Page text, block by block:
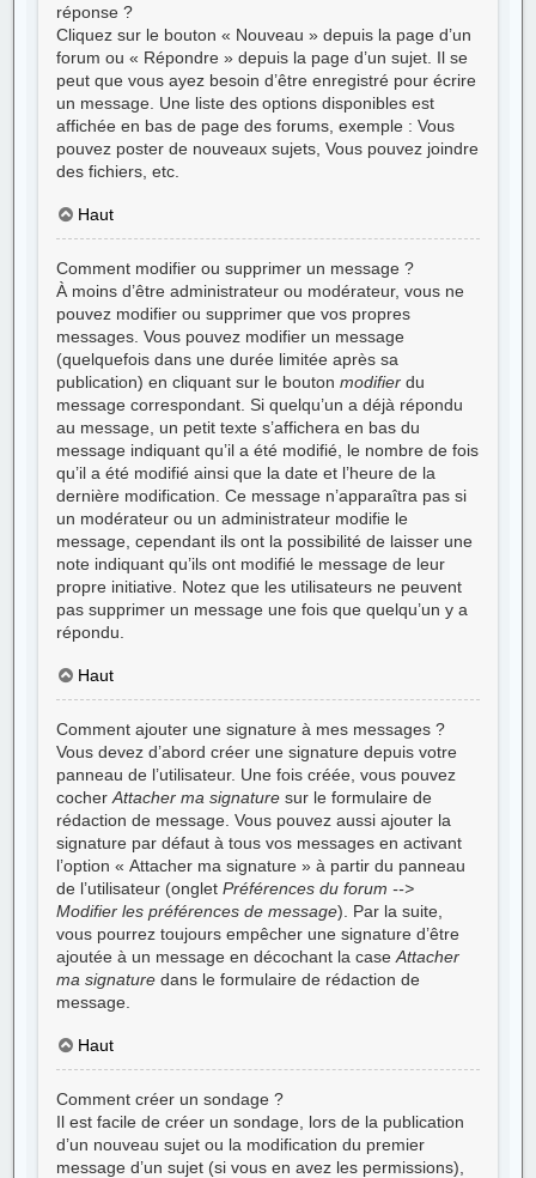
réponse ?
Cliquez sur le bouton « Nouveau » depuis la page d’un
forum ou « Répondre » depuis la page d’un sujet. Il se
peut que vous ayez besoin d’être enregistré pour écrire
un message. Une liste des options disponibles est
affichée en bas de page des forums, exemple : Vous
pouvez poster de nouveaux sujets, Vous pouvez joindre
des fichiers, etc.
Haut
Comment modifier ou supprimer un message ?
À moins d’être administrateur ou modérateur, vous ne
pouvez modifier ou supprimer que vos propres
messages. Vous pouvez modifier un message
(quelquefois dans une durée limitée après sa
publication) en cliquant sur le boutonmodifier du
message correspondant. Si quelqu’un a déjà répondu
au message, un petit texte s’affichera en bas du
message indiquant qu’il a été modifié, le nombre de fois
qu’il a été modifié ainsi que la date et l’heure de la
dernière modification. Ce message n’apparaîtra pas si
un modérateur ou un administrateur modifie le
message, cependant ils ont la possibilité de laisser une
note indiquant qu’ils ont modifié le message de leur
propre initiative. Notez que les utilisateurs ne peuvent
pas supprimer un message une fois que quelqu’un y a
répondu.
Haut
Comment ajouter une signature à mes messages ?
Vous devez d’abord créer une signature depuis votre
panneau de l’utilisateur. Une fois créée, vous pouvez
cocherAttacher ma signature sur le formulaire de
rédaction de message. Vous pouvez aussi ajouter la
signature par défaut à tous vos messages en activant
l’option « Attacher ma signature » à partir du panneau
de l’utilisateur (ongletPréférences du forum -->
Modifier les préférences de message). Par la suite,
vous pourrez toujours empêcher une signature d’être
ajoutée à un message en décochant la caseAttacher
ma signature dans le formulaire de rédaction de
message.
Haut
Comment créer un sondage ?
Il est facile de créer un sondage, lors de la publication
d’un nouveau sujet ou la modification du premier
message d’un sujet (si vous en avez les permissions),